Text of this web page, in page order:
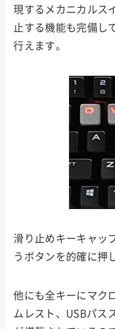
現するメカニカルス
止する機能も完備し
行えます。
滑り止めキーキャッ
うボタンを的確に押
他にも全キーにマク
ムレスト、USBパス